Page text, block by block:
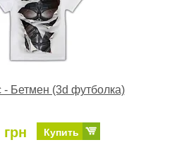
- Бетмен (3d футболка)
грн Купить